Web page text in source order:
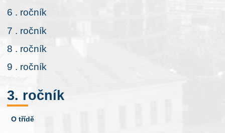
6 . ročník
7 . ročník
8 . ročník
9 . ročník
3. ročník
O třídě